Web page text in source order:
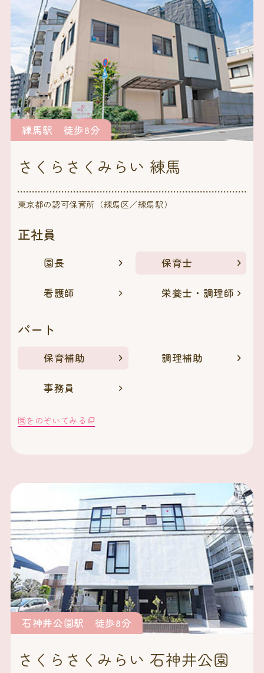
練馬駅 徒歩8分
さくらさくみらい 練馬
東京都の認可保育所（練馬区／練馬駅）
正社員
園長 保育士
看護師 栄養士・調理師
パート
保育補助 調理補助
事務員
園をのぞいてみる
石神井公園駅 徒歩8分
さくらさくみらい 石神井公園